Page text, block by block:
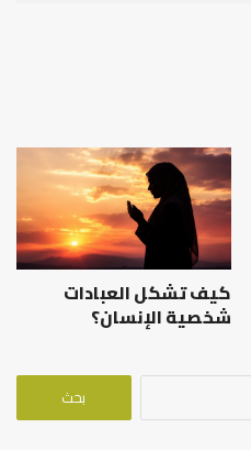
كيف تشكل العبادات
شخصية الإنسان؟
البحث